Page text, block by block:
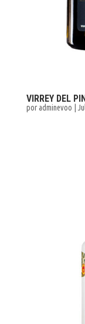
VIRREY DEL
poradminevoo